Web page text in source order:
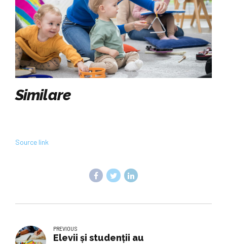
Similare
Source link
PREVIOUS
Elevii și studenții au